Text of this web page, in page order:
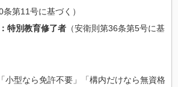
条第11号に基づく）
特別教育修了者 （安衛則第36条第5号に基
小型なら免許不要」「構内だけなら無資格